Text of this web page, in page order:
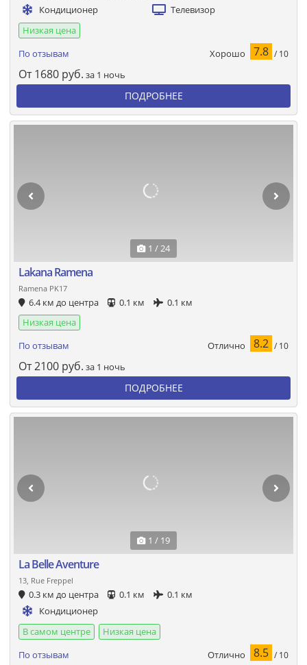
Кондиционер
Телевизор
Низкая цена
По отзывам
Хорошо 7.8 / 10
От 1680 руб. за 1 ночь
ПОДРОБНЕЕ
1 / 24
Lakana Ramena
Ramena PK17
6.4 км до центра 0.1 км
0.1 км
Низкая цена
По отзывам
Отлично 8.2 / 10
От2100 руб. за 1 ночь
ПОДРОБНЕЕ
1 / 19
La Belle Aventure
13, Rue Freppel
0.3 км до центра 0.1 км
0.1 км
Кондиционер
В самом центре
Низкая цена
По отзывам
Отлично 8.5 / 10